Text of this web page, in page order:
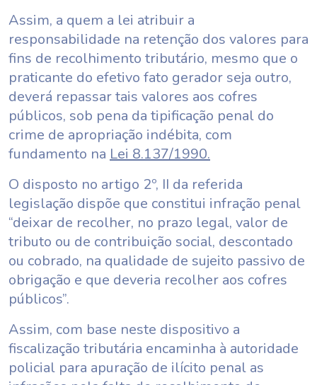
Assim, a quem a lei atribuir a
responsabilidade na retenção dos valores para
fins de recolhimento tributário, mesmo que o
praticante do efetivo fato gerador seja outro,
deverá repassar tais valores aos cofres
públicos, sob pena da tipificação penal do
crime de apropriação indébita, com
fundamento na Lei 8.137/1990.
O disposto no artigo 2º, II da referida
legislação dispõe que constitui infração penal
“deixar de recolher, no prazo legal, valor de
tributo ou de contribuição social, descontado
ou cobrado, na qualidade de sujeito passivo de
obrigação e que deveria recolher aos cofres
públicos”.
Assim, com base neste dispositivo a
fiscalização tributária encaminha à autoridade
policial para apuração de ilícito penal as